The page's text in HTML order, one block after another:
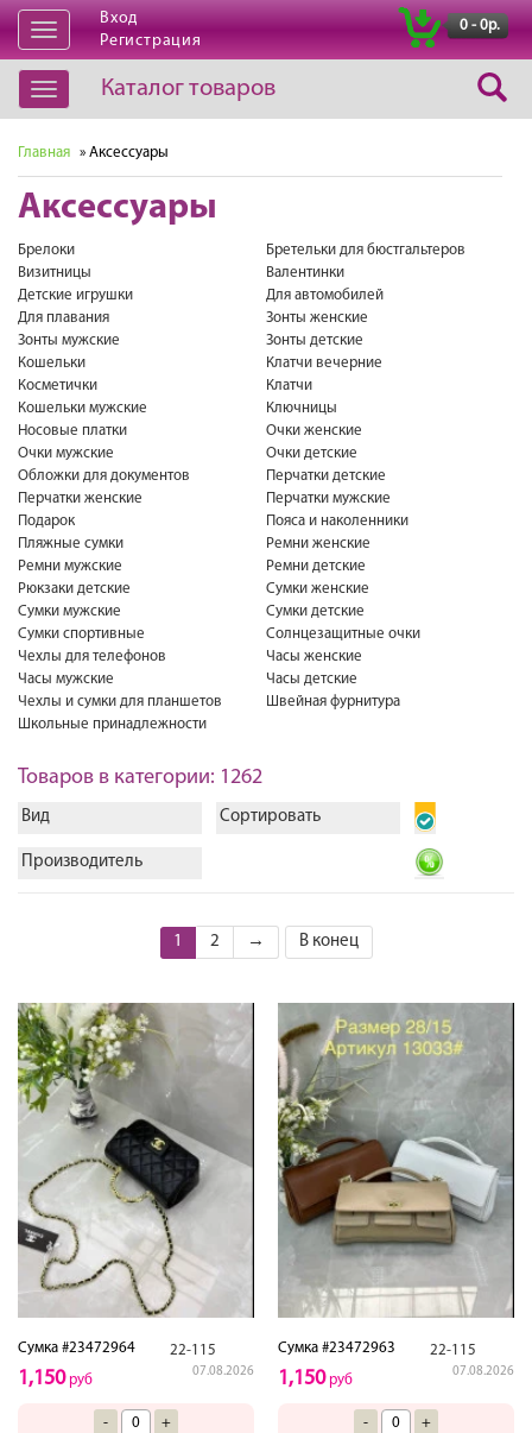
Открыть
навигацию
Вход
Регистрация
0 - 0р.
Открыть
навигацию
Каталог товаров
Главная » Аксессуары
Аксессуары
Брелоки
Бретельки для бюстгальтеров
Визитницы
Валентинки
Детские игрушки
Для автомобилей
Для плавания
Зонты женские
Зонты мужские
Зонты детские
Кошельки
Клатчи вечерние
Косметички
Клатчи
Кошельки мужские
Ключницы
Носовые платки
Очки женские
Очки мужские
Очки детские
Обложки для документов
Перчатки детские
Перчатки женские
Перчатки мужские
Подарок
Пояса и наколенники
Пляжные сумки
Ремни женские
Ремни мужские
Ремни детские
Рюкзаки детские
Сумки женские
Сумки мужские
Сумки детские
Сумки спортивные
Солнцезащитные очки
Чехлы для телефонов
Часы женские
Часы мужские
Часы детские
Чехлы и сумки для планшетов
Швейная фурнитура
Школьные принадлежности
Товаров в категории: 1262
Вид Сортировать
Производитель
1 2 → В конец
Сумка #23472964 22-115
07.08.2026
1,150руб
- +
Сумка #23472963 22-115
07.08.2026
1,150руб
- +